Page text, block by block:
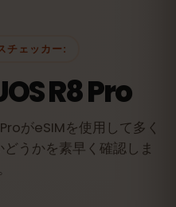
チェッカー:
R8 Pro
がeSIMを使用して多く
うかを素早く確認しま